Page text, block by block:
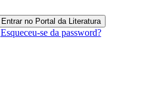
Esqueceu-se da password?